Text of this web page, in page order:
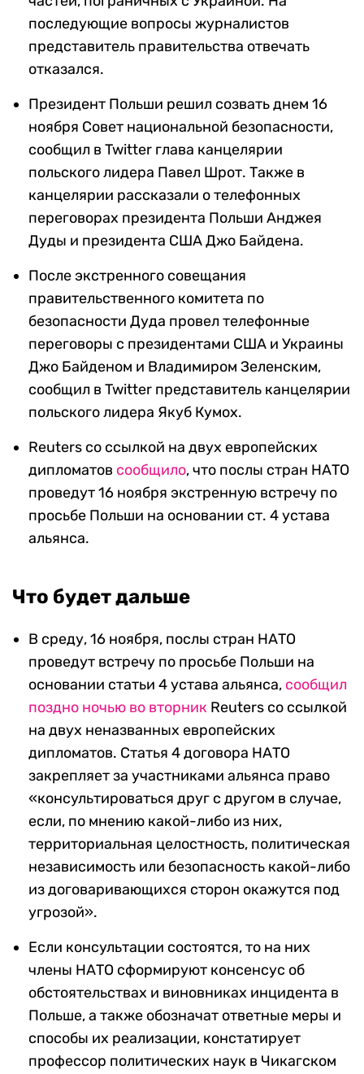
последующие вопросы журналистов
представитель правительства отвечать
отказался.
Президент Польши решил созвать днем 16
ноября Совет национальной безопасности,
сообщил в Twitter глава канцелярии
польского лидера Павел Шрот. Также в
канцелярии рассказали о телефонных
переговорах президента Польши Анджея
Дуды и президента США Джо Байдена.
После экстренного совещания
правительственного комитета по
безопасности Дуда провел телефонные
переговоры с президентами США и Украины
Джо Байденом и Владимиром Зеленским,
сообщил в Twitter представитель канцелярии
польского лидера Якуб Кумох.
Reuters со ссылкой на двух европейских
дипломатов сообщило, что послы стран НАТО
проведут 16 ноября экстренную встречу по
просьбе Польши на основании ст. 4 устава
альянса.
Что будет дальше
В среду, 16 ноября, послы стран НАТО
проведут встречу по просьбе Польши на
основании статьи 4 устава альянса, сообщил
поздно ночью во вторник Reuters со ссылкой
на двух неназванных европейских
дипломатов. Статья 4 договора НАТО
закрепляет за участниками альянса право
«консультироваться друг с другом в случае,
если, по мнению какой-либо из них,
территориальная целостность, политическая
независимость или безопасность какой-либо
из договаривающихся сторон окажутся под
угрозой».
Если консультации состоятся, то на них
члены НАТО сформируют консенсус об
обстоятельствах и виновниках инцидента в
Польше, а также обозначат ответные меры и
способы их реализации, констатирует
профессор политических наук в Чикагском